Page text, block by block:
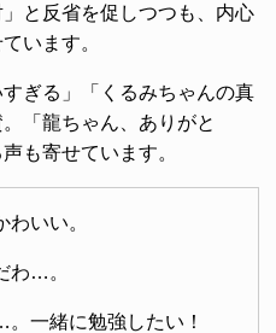
と反省を促しつつも、内心
います。
ぎる」「くるみちゃんの真
「龍ちゃん、ありがと
も寄せています。
わいい。
わ…。
一緒に勉強したい！